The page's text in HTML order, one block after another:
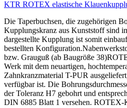
KTR ROTEX elastische
Die Taperbuchsen, die zugehörigen
Kupplungskranz aus Kunststoff sind
dargestellte Kupplung ist somit
bestellten
bzw. Grauguß (ab Baugröße
Werk mit dem neuartigen,
Zahnkranzmaterial T-PUR
verfügbar ist. Die
der Toleranz H7 gebohrt und
DIN 6885 Blatt 1 versehen. ROTEX-